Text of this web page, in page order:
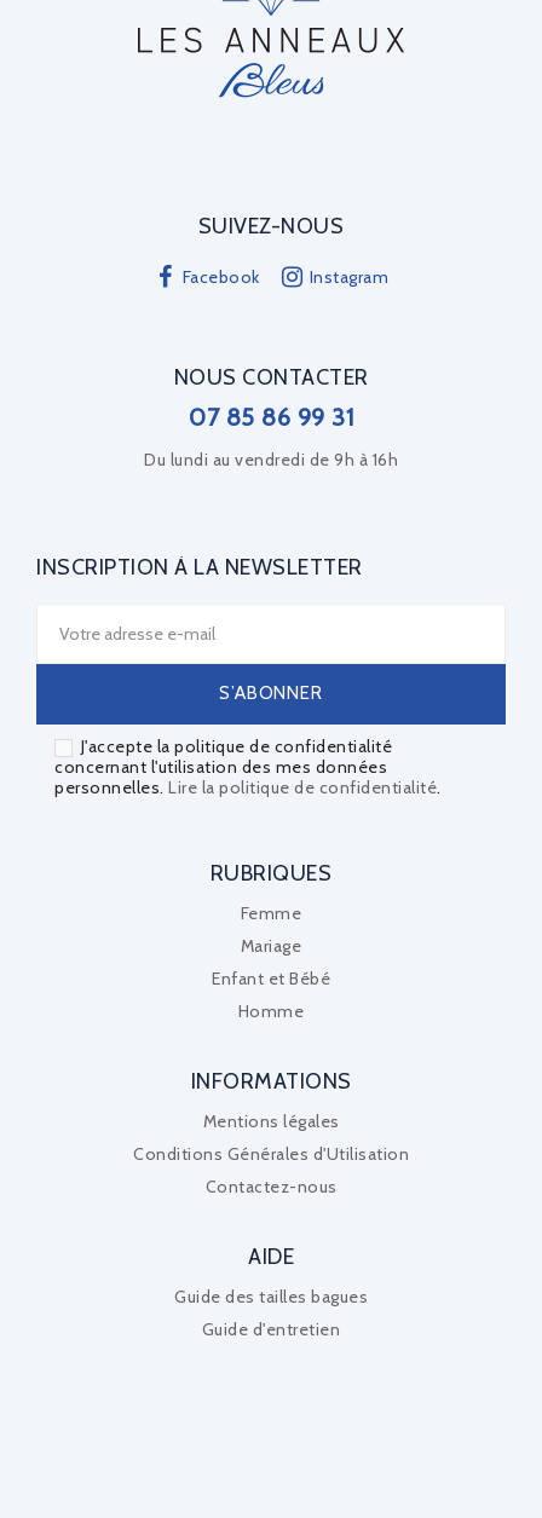
SUIVEZ-NOUS
Facebook Instagram
NOUS CONTACTER
07 85 86 99 31
Du lundi au vendredi de 9h à 16h
INSCRIPTION À LA NEWSLETTER
J'accepte la politique de confidentialité
concernant l'utilisation des mes données
personnelles. Lire la politique de confidentialité.
RUBRIQUES
Femme
Mariage
Enfant et Bébé
Homme
INFORMATIONS
Mentions légales
Conditions Générales d'Utilisation
Contactez-nous
AIDE
Guide des tailles bagues
Guide d'entretien